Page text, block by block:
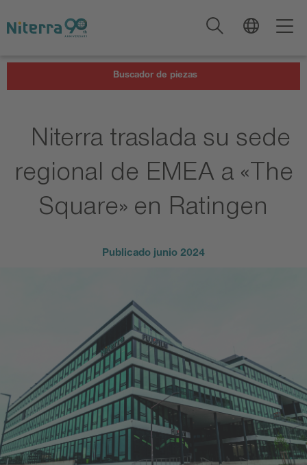
to
main
to
main
to
footer
Buscador de piezas
Niterra traslada su sede
regional de EMEA a «The
Square» en Ratingen
Publicado junio 2024